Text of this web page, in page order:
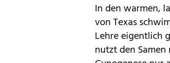
In den warmen,
von Texas
Lehre eigentlich
nutzt den